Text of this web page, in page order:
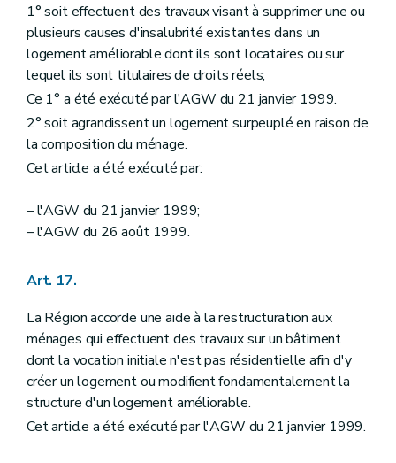
1° soit effectuent des travaux visant à supprimer une ou
plusieurs causes d'insalubrité existantes dans un
logement améliorable dont ils sont locataires ou sur
lequel ils sont titulaires de droits réels;
Ce 1° a été exécuté par l'AGW du 21 janvier 1999.
2° soit agrandissent un logement surpeuplé en raison de
la composition du ménage.
Cet article a été exécuté par:
– l'AGW du 21 janvier 1999;
– l'AGW du 26 août 1999.
Art. 17.
La Région accorde une aide à la restructuration aux
ménages qui effectuent des travaux sur un bâtiment
dont la vocation initiale n'est pas résidentielle afin d'y
créer un logement ou modifient fondamentalement la
structure d'un logement améliorable.
Cet article a été exécuté par l'AGW du 21 janvier 1999.